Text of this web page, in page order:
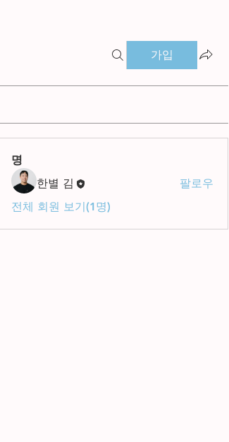
가입
명
한별 김
팔로우
전체 회원 보기(1명)